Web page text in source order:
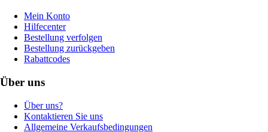
Mein Konto
Hilfecenter
Bestellung verfolgen
Bestellung zurückgeben
Rabattcodes
Über uns
Über uns?
Kontaktieren Sie uns
Allgemeine Verkaufsbedingungen